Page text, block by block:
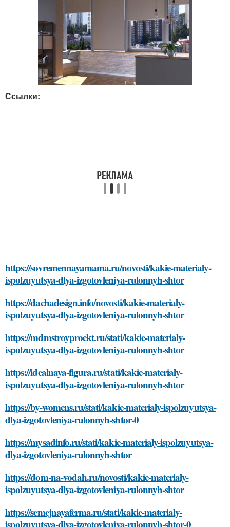
Ссылки:
https://sovremennayamama.ru/novosti/kakie-materialy-
ispolzuyutsya-dlya-izgotovleniya-rulonnyh-shtor
https://dachadesign.info/novosti/kakie-materialy-
ispolzuyutsya-dlya-izgotovleniya-rulonnyh-shtor
https://mdmstroyproekt.ru/stati/kakie-materialy-
ispolzuyutsya-dlya-izgotovleniya-rulonnyh-shtor
https://idealnaya-figura.ru/stati/kakie-materialy-
ispolzuyutsya-dlya-izgotovleniya-rulonnyh-shtor
https://by-womens.ru/stati/kakie-materialy-ispolzuyutsya-
dlya-izgotovleniya-rulonnyh-shtor-0
https://mysadinfo.ru/stati/kakie-materialy-ispolzuyutsya-
dlya-izgotovleniya-rulonnyh-shtor
https://dom-na-vodah.ru/novosti/kakie-materialy-
ispolzuyutsya-dlya-izgotovleniya-rulonnyh-shtor
https://semejnayaferma.ru/stati/kakie-materialy-
ispolzuyutsya-dlya-izgotovleniya-rulonnyh-shtor-0